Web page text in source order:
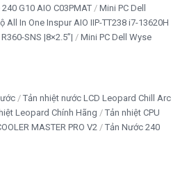
G10 AIO C03PMAT
Mini PC Dell
All In One Inspur AIO IIP-TT238 i7-13620H
SNS |8×2.5”|
Mini PC Dell Wyse
Tản nhiệt nước LCD Leopard Chill Arc
Leopard Chính Hãng
Tản nhiệt CPU
MASTER PRO V2
Tản Nước 240